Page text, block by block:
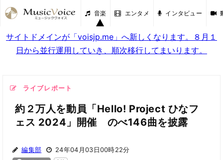
音楽 エンタメ インタビュー
サイトドメインが「voisjp.me」へ新しくなります。８月１
日から並行運用していき、順次移行してまいります。
ライブレポート
約２万人を動員「Hello! Project ひなフ
ェス 2024」開催 のべ146曲を披露
編集部 24年04月03日00時22分